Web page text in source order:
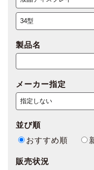
製品名
メーカー指定
並び順
おすすめ順
販売状況